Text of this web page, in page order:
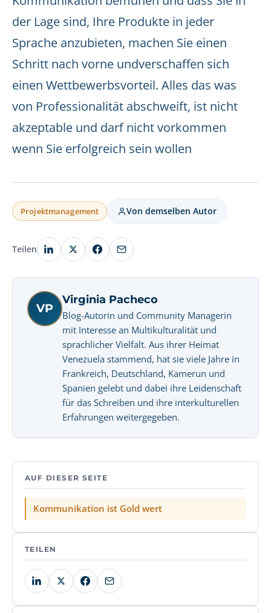
der Lage sind, Ihre Produkte in jeder
Sprache anzubieten, machen Sie einen
Schritt nach vorne undverschaffen sich
einen Wettbewerbsvorteil. Alles das was
von Professionalität abschweift, ist nicht
akzeptable und darf nicht vorkommen
wenn Sie erfolgreich sein wollen
Projektmanagement Von demselben Autor
Teilen
VP
Virginia Pacheco
Blog-Autorin und Community Managerin
mit Interesse an Multikulturalität und
sprachlicher Vielfalt. Aus ihrer Heimat
Venezuela stammend, hat sie viele Jahre in
Frankreich, Deutschland, Kamerun und
Spanien gelebt und dabei ihre Leidenschaft
für das Schreiben und ihre interkulturellen
Erfahrungen weitergegeben.
AUF DIESER SEITE
Kommunikation ist Gold wert
TEILEN